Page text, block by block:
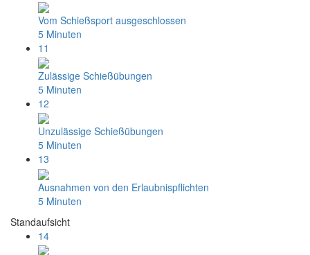
Vom Schießsport ausgeschlossen
5 Minuten
11
Zulässige Schießübungen
5 Minuten
12
Unzulässige Schießübungen
5 Minuten
13
Ausnahmen von den Erlaubnispflichten
5 Minuten
Standaufsicht
14